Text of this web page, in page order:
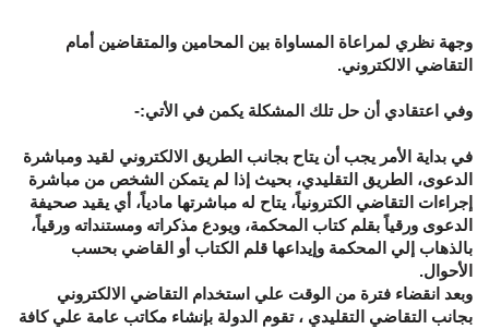
وجهة نظري لمراعاة المساواة بين المحامين والمتقاضين أمام
التقاضي الالكتروني.
وفي اعتقادي أن حل تلك المشكلة يكمن في الأتي:-
في بداية الأمر يجب أن يتاح بجانب الطريق الالكتروني لقيد ومباشرة
الدعوى، الطريق التقليدي، بحيث إذا لم يتمكن الشخص من مباشرة
إجراءات التقاضي الكترونياً، يتاح له مباشرتها مادياً، أي يقيد صحيفة
الدعوى ورقياً بقلم كتاب المحكمة، ويودع مذكراته ومستنداته ورقياً،
بالذهاب إلي المحكمة وإيداعها قلم الكتاب أو القاضي بحسب
الأحوال.
وبعد انقضاء فترة من الوقت علي استخدام التقاضي الالكتروني
بجانب التقاضي التقليدي ، تقوم الدولة بإنشاء مكاتب عامة علي كافة